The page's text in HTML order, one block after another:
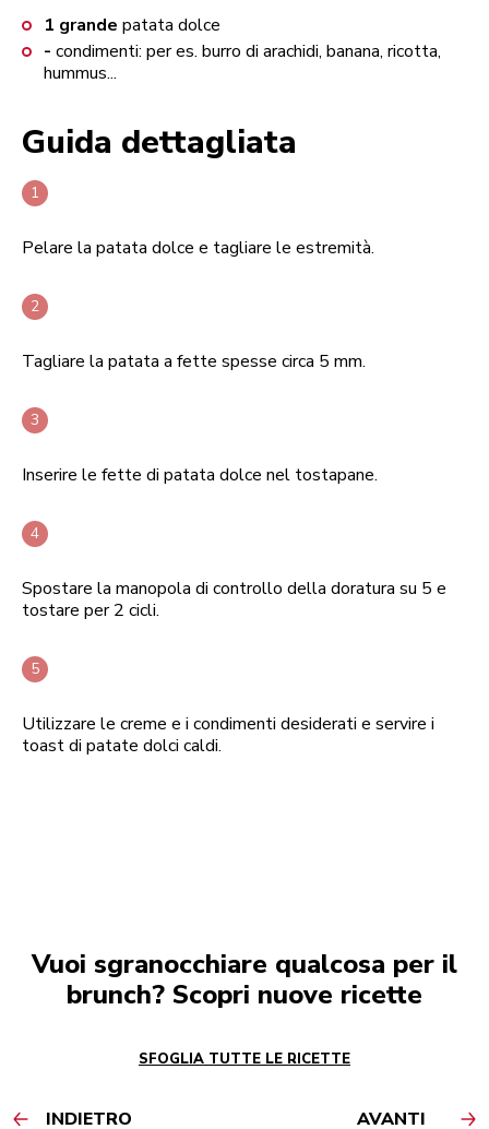
1 grande patata dolce
- condimenti: per es. burro di arachidi, banana, ricotta,
hummus...
Guida dettagliata
Pelare la patata dolce e tagliare le estremità.
Tagliare la patata a fette spesse circa 5 mm.
Inserire le fette di patata dolce nel tostapane.
Spostare la manopola di controllo della doratura su 5 e
tostare per 2 cicli.
Utilizzare le creme e i condimenti desiderati e servire i
toast di patate dolci caldi.
Vuoi sgranocchiare qualcosa per il
brunch? Scopri nuove ricette
SFOGLIA TUTTE LE RICETTE
INDIETRO AVANTI